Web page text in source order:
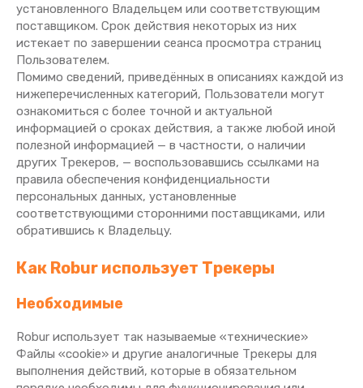
установленного Владельцем или соответствующим
поставщиком. Срок действия некоторых из них
истекает по завершении сеанса просмотра страниц
Пользователем.
Помимо сведений, приведённых в описаниях каждой из
нижеперечисленных категорий, Пользователи могут
ознакомиться с более точной и актуальной
информацией о сроках действия, а также любой иной
полезной информацией — в частности, о наличии
других Трекеров, — воспользовавшись ссылками на
правила обеспечения конфиденциальности
персональных данных, установленные
соответствующими сторонними поставщиками, или
обратившись к Владельцу.
Как Robur использует Трекеры
Необходимые
Robur использует так называемые «технические»
Файлы «cookie» и другие аналогичные Трекеры для
выполнения действий, которые в обязательном